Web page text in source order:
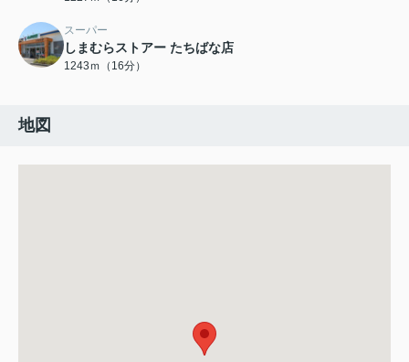
スーパー
しまむらストアー たちばな店
1243ｍ（16分）
地図